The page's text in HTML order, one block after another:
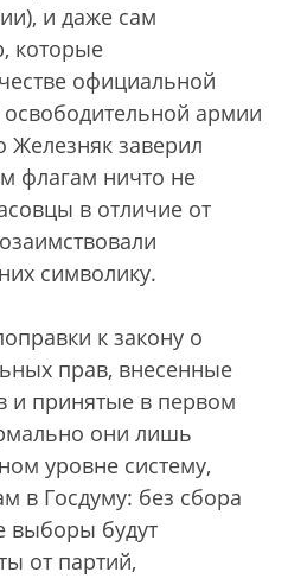
и даже сам
которые
официальной
армии
Железняк заверил
флагам ничто не
в отличие от
символику.
к закону о
прав, внесенные
и принятые в первом
они лишь
уровне систему,
в Госдуму: без сбора
выборы будут
от партий,